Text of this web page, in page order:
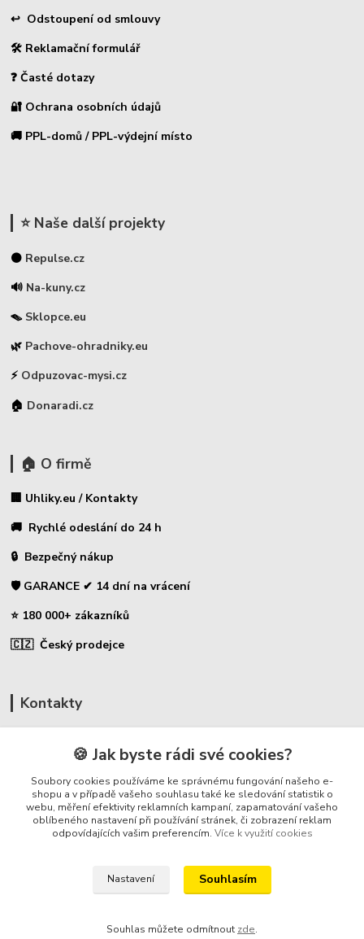
↩ Odstoupení od smlouvy
🛠 Reklamační formulář
❓ Časté dotazy
🔐 Ochrana osobních údajů
🚚 PPL-domů / PPL-výdejní místo
⭐ Naše další projekty
⚫ Repulse.cz
🔊 Na-kuny.cz
🪤 Sklopce.eu
🌿 Pachove-ohradniky.eu
⚡ Odpuzovac-mysi.cz
🏠 Donaradi.cz
🏠 O firmě
🏢 Uhliky.eu / Kontakty
🚚 Rychlé odeslání do 24 h
🔒 Bezpečný nákup
🛡️ GARANCE ✔ 14 dní na vrácení
⭐ 180 000+ zákazníků
🇨🇿 Český prodejce
Kontakty
🛡️ Zákaznická podpora
📞 728 007 997
⏰ Po-Pá - 7:00 - 13:30
info@repulse.cz
🍪 Jak byste rádi své cookies?
Soubory cookies používáme ke správnému fungování našeho e-
shopu a v případě vašeho souhlasu také ke sledování statistik o
webu, měření efektivity reklamních kampaní, zapamatování vašeho
oblíbeného nastavení při používání stránek, či zobrazení reklam
odpovídajících vašim preferencím. Více k využití cookies
Nastavení Souhlasím
Souhlas můžete odmítnout zde.